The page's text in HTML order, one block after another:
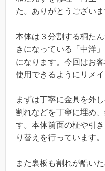
た。ありがとうございま
本体は３分割する桐た
きになっている「中洋
になります。今回はお
使用できるようにリメ
まずは丁寧に金具を外
割れなどを丁寧に埋め
す。本体前面の柾や引
り替えを行っています。
また裏板も割れが酷い